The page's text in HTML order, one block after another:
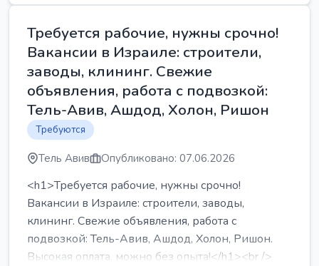
Требуется рабочие, нужны срочно!
Вакансии в Израиле: строители,
заводы, клининг. Свежие
объявления, работа с подвозкой:
Тель-Авив, Ашдод, Холон, Ришон
Требуются
Тель Авив Опубликовано: 07.06.2026
<h1>Требуется рабочие, нужны срочно!
Вакансии в Израиле: строители, заводы,
клининг. Свежие объявления, работа с
подвозкой: Тель-Авив, Ашдод, Холон, Ришон.
Высокая оплата, можно без опыта!</h1><br />